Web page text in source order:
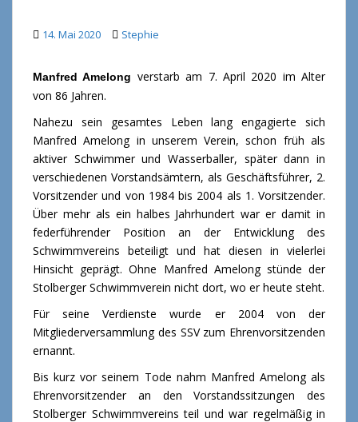
14. Mai 2020 Stephie
Manfred Amelong verstarb am 7. April 2020 im Alter
von 86 Jahren.
Nahezu sein gesamtes Leben lang engagierte sich
Manfred Amelong in unserem Verein, schon früh als
aktiver Schwimmer und Wasserballer, später dann in
verschiedenen Vorstandsämtern, als Geschäftsführer, 2.
Vorsitzender und von 1984 bis 2004 als 1. Vorsitzender.
Über mehr als ein halbes Jahrhundert war er damit in
federführender Position an der Entwicklung des
Schwimmvereins beteiligt und hat diesen in vielerlei
Hinsicht geprägt. Ohne Manfred Amelong stünde der
Stolberger Schwimmverein nicht dort, wo er heute steht.
Für seine Verdienste wurde er 2004 von der
Mitgliederversammlung des SSV zum Ehrenvorsitzenden
ernannt.
Bis kurz vor seinem Tode nahm Manfred Amelong als
Ehrenvorsitzender an den Vorstandssitzungen des
Stolberger Schwimmvereins teil und war regelmäßig in